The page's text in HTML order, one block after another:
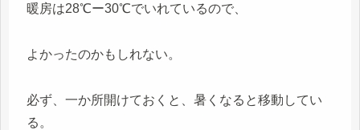
暖房は28℃ー30℃でいれているので、
よかったのかもしれない。
必ず、一か所開けておくと、暑くなると移動してい
る。